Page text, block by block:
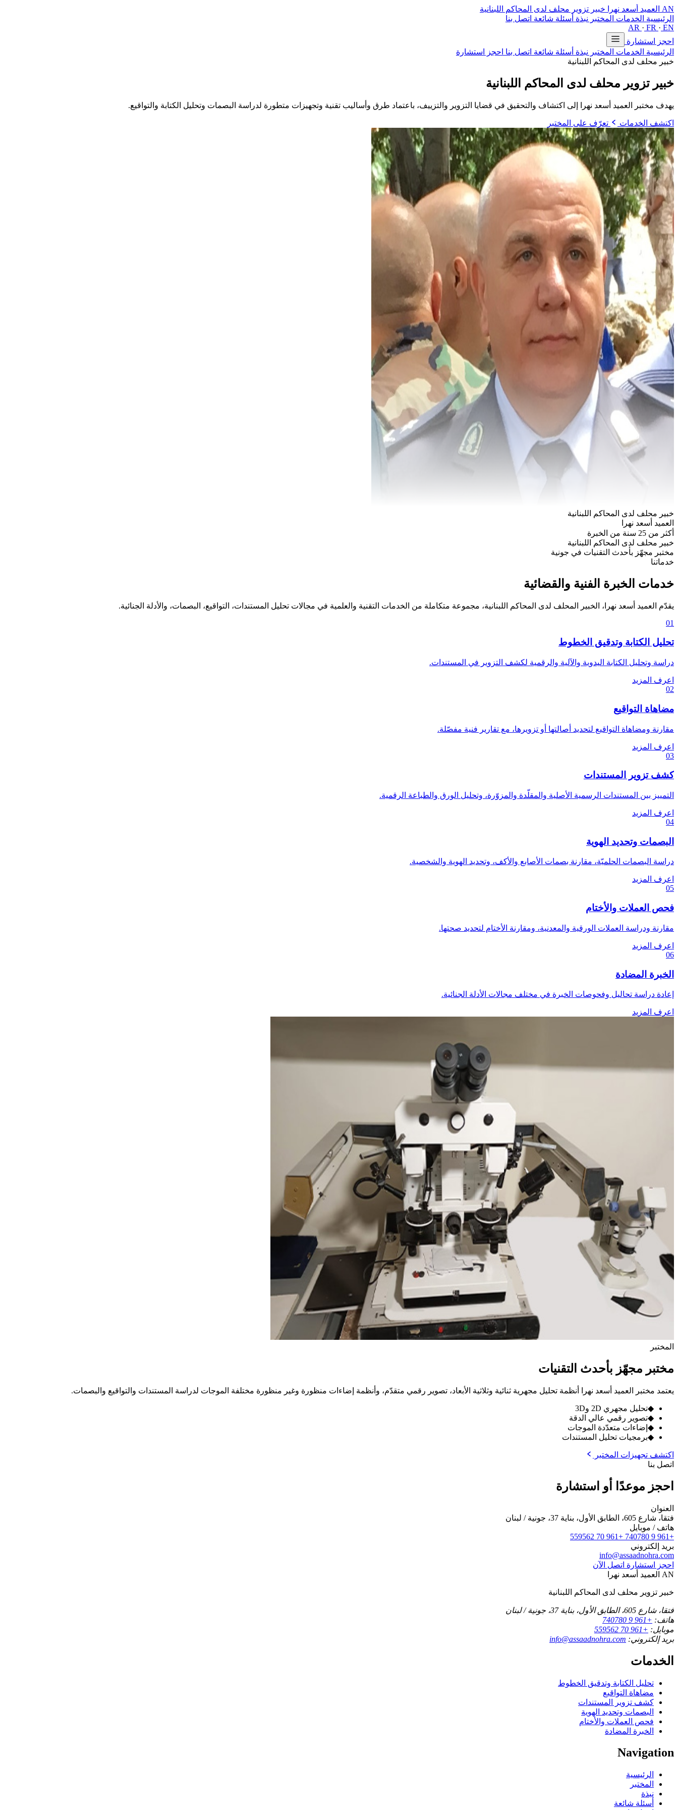
AN العميد أسعد نهرا خبير تزوير محلف لدى المحاكم اللبنانية
الرئيسية الخدمات المختبر نبذة أسئلة شائعة اتصل بنا
AR · FR · EN
احجز استشارة
الرئيسية الخدمات المختبر نبذة أسئلة شائعة اتصل بنا احجز استشارة
خبير محلف لدى المحاكم اللبنانية
خبير تزوير محلف لدى المحاكم اللبنانية
يهدف مختبر العميد أسعد نهرا إلى اكتشاف والتحقيق في قضايا التزوير والتزييف، باعتماد طرق وأساليب تقنية وتجهيزات متطورة لدراسة البصمات وتحليل الكتابة والتواقيع.
اكتشف الخدمات تعرّف على المختبر
خبير محلف لدى المحاكم اللبنانية
العميد أسعد نهرا
أكثر من 25 سنة من الخبرة
خبير محلف لدى المحاكم اللبنانية
مختبر مجهّز بأحدث التقنيات في جونية
خدماتنا
خدمات الخبرة الفنية والقضائية
يقدّم العميد أسعد نهرا، الخبير المحلف لدى المحاكم اللبنانية، مجموعة متكاملة من الخدمات التقنية والعلمية في مجالات تحليل المستندات، التواقيع، البصمات، والأدلة الجنائية.
01
تحليل الكتابة وتدقيق الخطوط
دراسة وتحليل الكتابة اليدوية والآلية والرقمية لكشف التزوير في المستندات.
اعرف المزيد
02
مضاهاة التواقيع
مقارنة ومضاهاة التواقيع لتحديد أصالتها أو تزويرها، مع تقارير فنية مفصّلة.
اعرف المزيد
03
كشف تزوير المستندات
التمييز بين المستندات الرسمية الأصلية والمقلّدة والمزوّرة، وتحليل الورق والطباعة الرقمية.
اعرف المزيد
04
البصمات وتحديد الهوية
دراسة البصمات الحلميّة، مقارنة بصمات الأصابع والأكف، وتحديد الهوية والشخصية.
اعرف المزيد
05
فحص العملات والأختام
مقارنة ودراسة العملات الورقية والمعدنية، ومقارنة الأختام لتحديد صحتها.
اعرف المزيد
06
الخبرة المضادة
إعادة دراسة تحاليل وفحوصات الخبرة في مختلف مجالات الأدلة الجنائية.
اعرف المزيد
المختبر
مختبر مجهّز بأحدث التقنيات
يعتمد مختبر العميد أسعد نهرا أنظمة تحليل مجهرية ثنائية وثلاثية الأبعاد، تصوير رقمي متقدّم، وأنظمة إضاءات منظورة وغير منظورة مختلفة الموجات لدراسة المستندات والتواقيع والبصمات.
◆تحليل مجهري 2D و3D
◆تصوير رقمي عالي الدقة
◆ إضاءات متعدّدة الموجات
◆برمجيات تحليل المستندات
اكتشف تجهيزات المختبر
اتصل بنا
احجز موعدًا أو استشارة
العنوان
فتقا، شارع 605، الطابق الأول، بناية 37، جونية / لبنان
هاتف / موبايل
+961 9 740780
+961 70 559562
بريد إلكتروني
info@assaadnohra.com
احجز استشارة اتصل الآن
AN العميد أسعد نهرا
خبير تزوير محلف لدى المحاكم اللبنانية
فتقا، شارع 605، الطابق الأول، بناية 37، جونية / لبنان
هاتف: +961 9 740780
موبايل: +961 70 559562
بريد إلكتروني: info@assaadnohra.com
الخدمات
تحليل الكتابة وتدقيق الخطوط
مضاهاة التواقيع
كشف تزوير المستندات
البصمات وتحديد الهوية
فحص العملات والأختام
الخبرة المضادة
Navigation
الرئيسية
المختبر
نبذة
أسئلة شائعة